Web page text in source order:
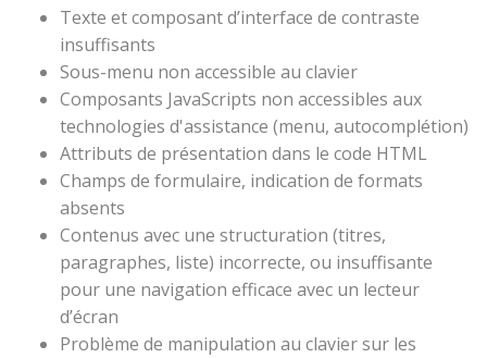
Texte et composant d’interface de contraste
insuffisants
Sous-menu non accessible au clavier
Composants JavaScripts non accessibles aux
technologies d'assistance (menu, autocomplétion)
Attributs de présentation dans le code HTML
Champs de formulaire, indication de formats
absents
Contenus avec une structuration (titres,
paragraphes, liste) incorrecte, ou insuffisante
pour une navigation efficace avec un lecteur
d’écran
Problème de manipulation au clavier sur les